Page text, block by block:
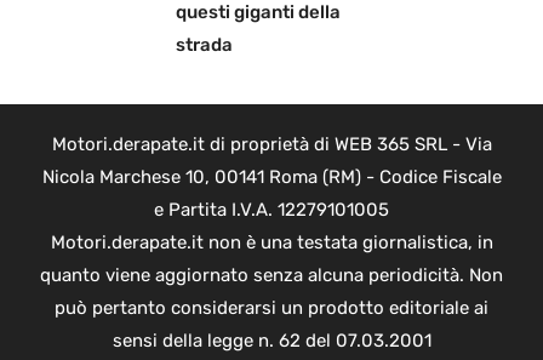
questi giganti della
strada
Motori.derapate.it di proprietà di WEB 365 SRL - Via
Nicola Marchese 10, 00141 Roma (RM) - Codice Fiscale
e Partita I.V.A. 12279101005
Motori.derapate.it non è una testata giornalistica, in
quanto viene aggiornato senza alcuna periodicità. Non
può pertanto considerarsi un prodotto editoriale ai
sensi della legge n. 62 del 07.03.2001